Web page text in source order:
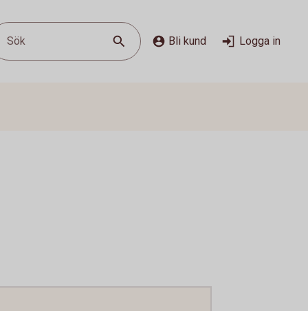
Sök Bli kund Logga in